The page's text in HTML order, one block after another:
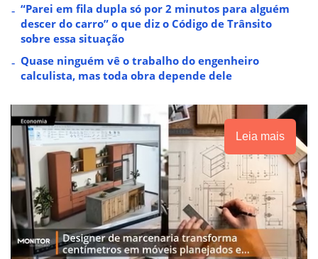
“Parei em fila dupla só por 2 minutos para alguém
descer do carro” o que diz o Código de Trânsito
sobre essa situação
Quase ninguém vê o trabalho do engenheiro
calculista, mas toda obra depende dele
Leia mais